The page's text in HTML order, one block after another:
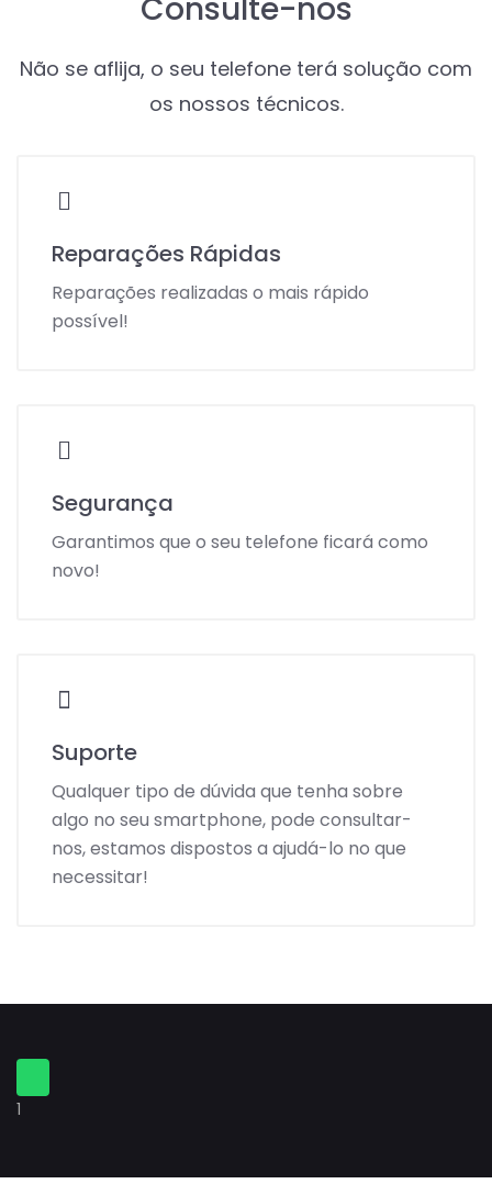
Consulte-nos
Não se aflija, o seu telefone terá solução com
os nossos técnicos.
Reparações Rápidas
Reparações realizadas o mais rápido
possível!
Segurança
Garantimos que o seu telefone ficará como
novo!
Suporte
Qualquer tipo de dúvida que tenha sobre
algo no seu smartphone, pode consultar-
nos, estamos dispostos a ajudá-lo no que
necessitar!
1